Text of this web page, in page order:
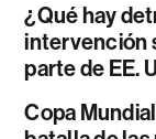
¿Qué hay
intervención
parte de EE.
Copa